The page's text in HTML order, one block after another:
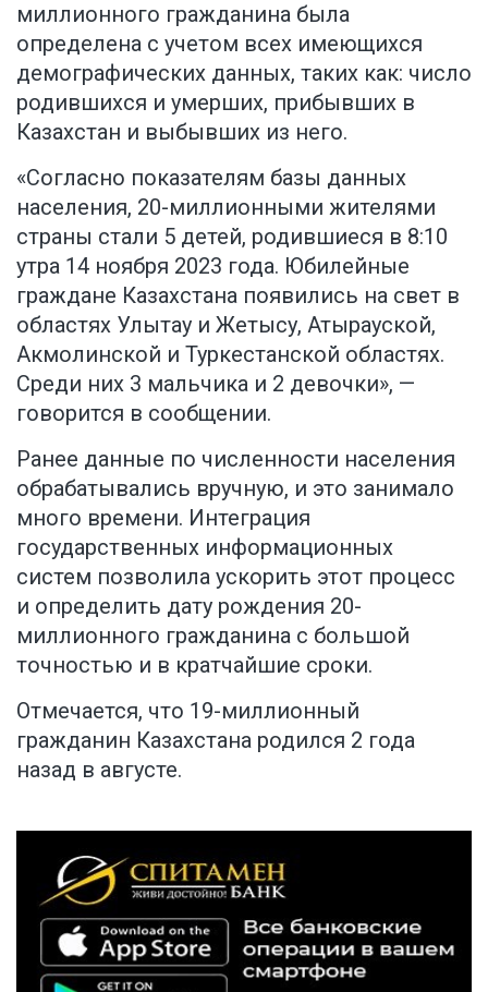
миллионного гражданина была
определена с учетом всех имеющихся
демографических данных, таких как: число
родившихся и умерших, прибывших в
Казахстан и выбывших из него.
«Согласно показателям базы данных
населения, 20-миллионными жителями
страны стали 5 детей, родившиеся в 8:10
утра 14 ноября 2023 года. Юбилейные
граждане Казахстана появились на свет в
областях Улытау и Жетысу, Атырауской,
Акмолинской и Туркестанской областях.
Среди них 3 мальчика и 2 девочки», —
говорится в сообщении.
Ранее данные по численности населения
обрабатывались вручную, и это занимало
много времени. Интеграция
государственных информационных
систем позволила ускорить этот процесс
и определить дату рождения 20-
миллионного гражданина с большой
точностью и в кратчайшие сроки.
Отмечается, что 19-миллионный
гражданин Казахстана родился 2 года
назад в августе.